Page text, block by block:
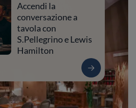
Accendi la
conversazione a
tavola con
S.Pellegrino e Lewis
Hamilton